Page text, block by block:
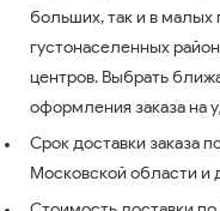
больших, так и в малых
густонаселенных
центров. Выбрать
оформления заказа на
Срок доставки заказа
Московской области и